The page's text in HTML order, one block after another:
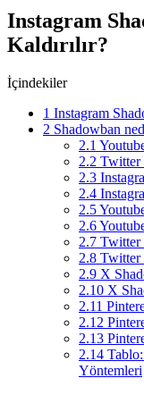
Instagram
Kaldırılır?
İçindekiler
1 Instagram
2 Shadowban
2.1
2.2 Twitter
2.3
2.4
2.5
2.6
2.7 Twitter
2.8 Twitter
2.9 X
2.10 X
2.11
2.12
2.13
2.14
Yöntemleri